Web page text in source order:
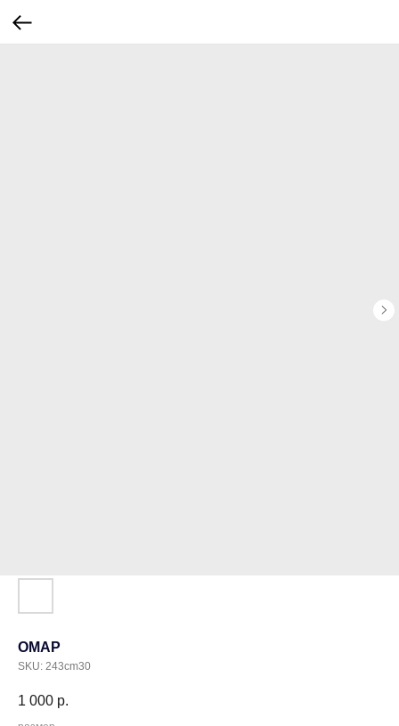
ОМАР
SKU: 243cm30
1 000 р.